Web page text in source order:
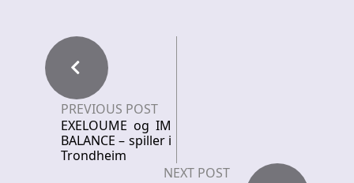
PREVIOUS POST
EXELOUME og IM
BALANCE – spiller i
Trondheim
NEXT POST